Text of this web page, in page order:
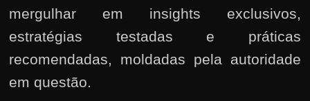
mergulhar em insights exclusivos,
estratégias testadas e práticas
recomendadas, moldadas pela autoridade
em questão.